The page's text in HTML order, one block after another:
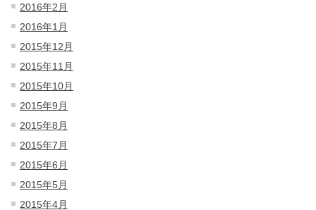
2016年2月
2016年1月
2015年12月
2015年11月
2015年10月
2015年9月
2015年8月
2015年7月
2015年6月
2015年5月
2015年4月